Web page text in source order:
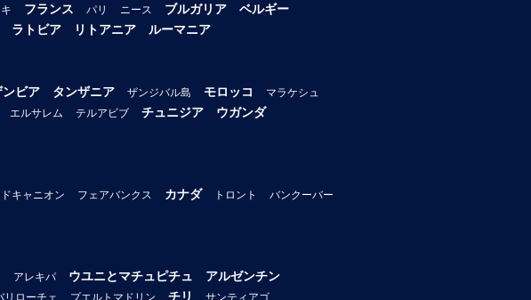
フランス パリ ニース ブルガリア ベルギー
ラトビア リトアニア ルーマニア
ンビア タンザニア ザンジバル島 モロッコ
マラケシュ
エルサレム テルアビブ チュニジア
ウガンダ
キャニオン フェアバンクス カナダ トロント
バンクーバー
アレキパ ウユニとマチュピチュ アルゼンチン
リローチェ プエルトマドリン チリ サンティアゴ